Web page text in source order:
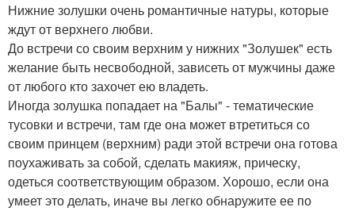
Нижние золушки очень романтичные натуры, которые
ждут от верхнего любви.
До встречи со своим верхним у нижних "Золушек" есть
желание быть несвободной, зависеть от мужчины даже
от любого кто захочет ею владеть.
Иногда золушка попадает на "Балы" - тематические
тусовки и встречи, там где она может втретиться со
своим принцем (верхним) ради этой встречи она готова
поухаживать за собой, сделать макияж, прическу,
одеться соответствующим образом. Хорошо, если она
умеет это делать, иначе вы легко обнаружите ее по